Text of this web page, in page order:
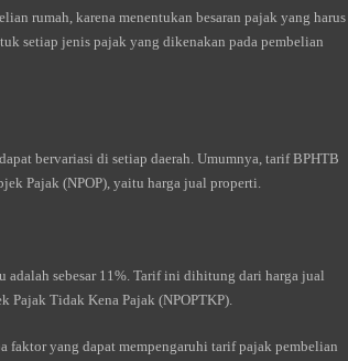
rumah, karena menentukan besaran pajak yang harus
setiap jenis pajak yang dikenakan pada pembelian
bervariasi di setiap daerah. Umumnya, tarif BPHTB
Pajak (NPOP), yaitu harga jual properti.
adalah sebesar 11%. Tarif ini dihitung dari harga jual
Pajak Tidak Kena Pajak (NPOPTKP).
faktor yang dapat mempengaruhi tarif pajak pembelian